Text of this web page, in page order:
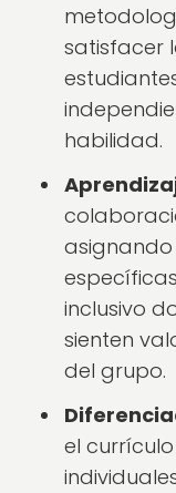
satisfacer
habilidad.
inclusivo
sienten
del grupo.
el